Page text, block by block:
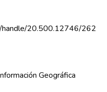
handle/20.500.12746/262
Geográfica